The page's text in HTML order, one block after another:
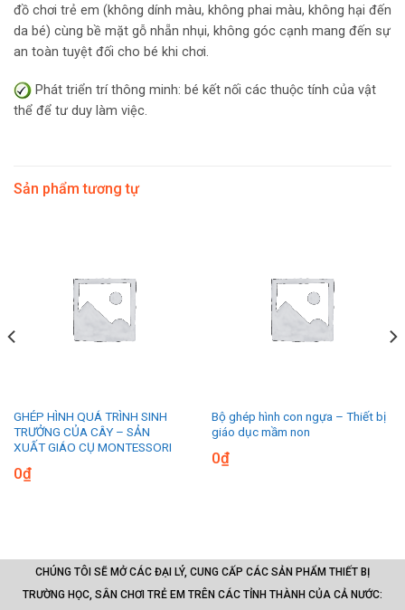
đồ chơi trẻ em (không dính màu, không phai màu, không hại đến
da bé) cùng bề mặt gỗ nhẵn nhụi, không góc cạnh mang đến sự
an toàn tuyệt đối cho bé khi chơi.
Phát triển trí thông minh: bé kết nối các thuộc tính của vật
thể để tư duy làm việc.
Sản phẩm tương tự
GHÉP HÌNH QUÁ TRÌNH SINH
TRƯỞNG CỦA CÂY – SẢN
XUẤT GIÁO CỤ MONTESSORI
0₫
Bộ ghép hình con ngựa – Thiết bị
giáo dục mầm non
0₫
CHÚNG TÔI SẼ MỞ CÁC ĐẠI LÝ, CUNG CẤP CÁC SẢN PHẨM THIẾT BỊ
TRƯỜNG HỌC, SÂN CHƠI TRẺ EM TRÊN CÁC TỈNH THÀNH CỦA CẢ NƯỚC: